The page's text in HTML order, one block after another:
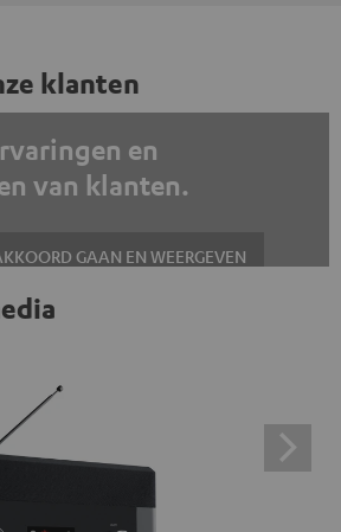
klanten
en
van klanten.
GAAN EN WEERGEVEN
Schakel dit in de gegevensinstellingen
met één klik weergeven. Door op de
je ermee in dat je de externe
Dit betekent dat persoonlijke
doorgegeven aan platforms